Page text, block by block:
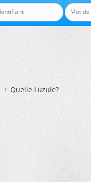
Quelle Luzule?